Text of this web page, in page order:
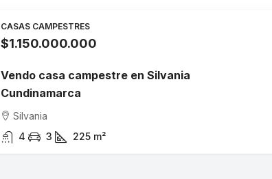
CASAS CAMPESTRES
$1.150.000.000
Vendo casa campestre en Silvania
Cundinamarca
Silvania
4
3 225 m²